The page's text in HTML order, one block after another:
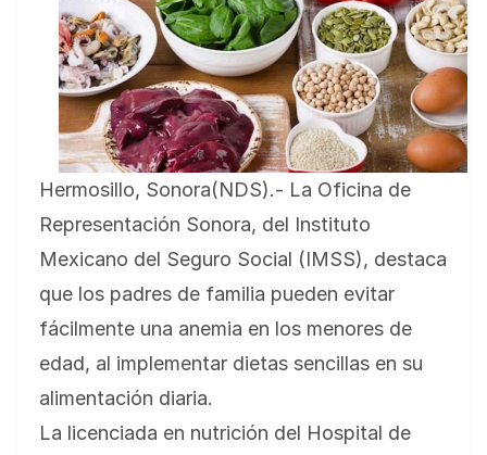
Hermosillo, Sonora(NDS).- La Oficina de
Representación Sonora, del Instituto
Mexicano del Seguro Social (IMSS), destaca
que los padres de familia pueden evitar
fácilmente una anemia en los menores de
edad, al implementar dietas sencillas en su
alimentación diaria.
La licenciada en nutrición del Hospital de